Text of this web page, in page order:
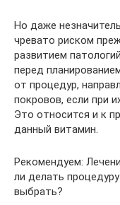
Но даже
чревато риском
развитием
перед
от процедур,
покровов, если при
Это относится и к
данный витамин.
Рекомендуем:
ли делать
выбрать?